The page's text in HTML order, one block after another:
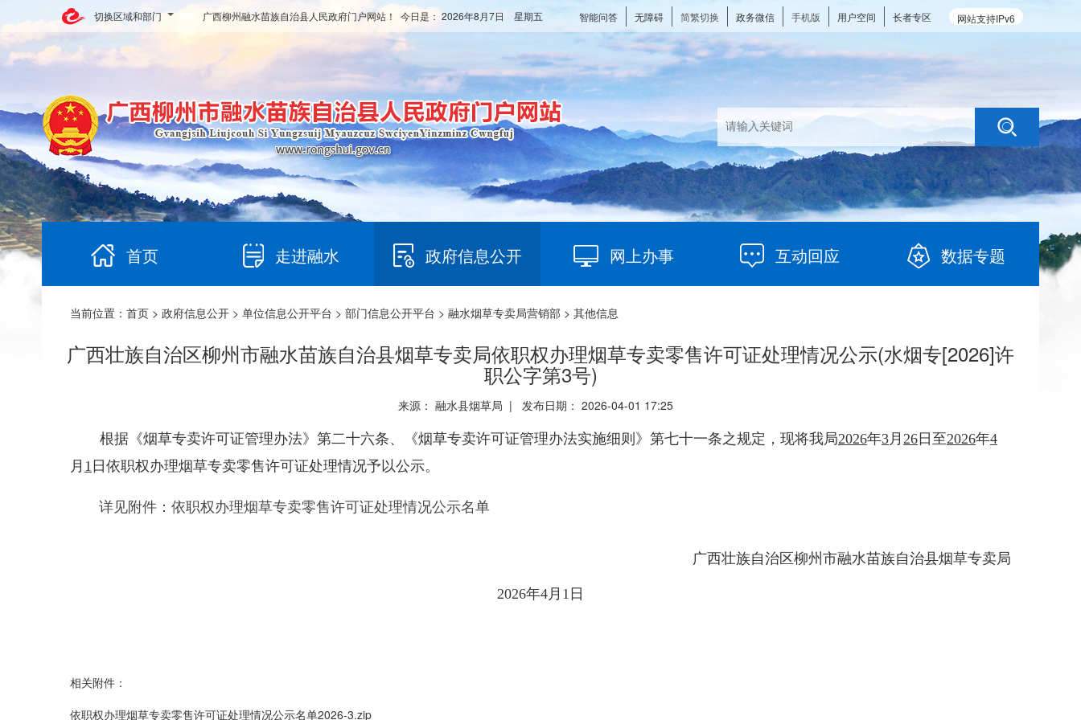
切换区域和部门 网站支持IPv6
智能问答 无障碍 简繁切换 政务微信 手机版 用户空间 长者专区
广西柳州融水苗族自治县人民政府门户网站！ 今日是： 2026年8月7日 星期五
首页 走进融水 政府信息公开 网上办事 互动回应 数据专题
当前位置： 首页 > 政府信息公开 > 单位信息公开平台 > 部门信息公开平台 > 融水烟草专卖局营销部 > 其他信息
广西壮族自治区柳州市融水苗族自治县烟草专卖局依职权办理烟草专卖零售许可证处理情况公示(水烟专[2026]许
职公字第3号)
来源： 融水县烟草局 | 发布日期： 2026-04-01 17:25
根据《烟草专卖许可证管理办法》第二十六条、《烟草专卖许可证管理办法实施细则》第七十一条之规定，现将我局2026年3月 26 日至2026年4
月 1 日依职权办理烟草专卖零售许可证处理情况予以公示。
详见附件：依职权办理烟草专卖零售许可证处理情况公示名单
广西壮族自治区柳州市融水苗族自治县烟草专卖局
2026年4月 1 日
相关附件：
依职权办理烟草专卖零售许可证处理情况公示名单2026-3.zip